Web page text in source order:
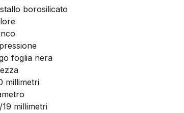
borosilicato
foglia nera
millimetri
millimetri